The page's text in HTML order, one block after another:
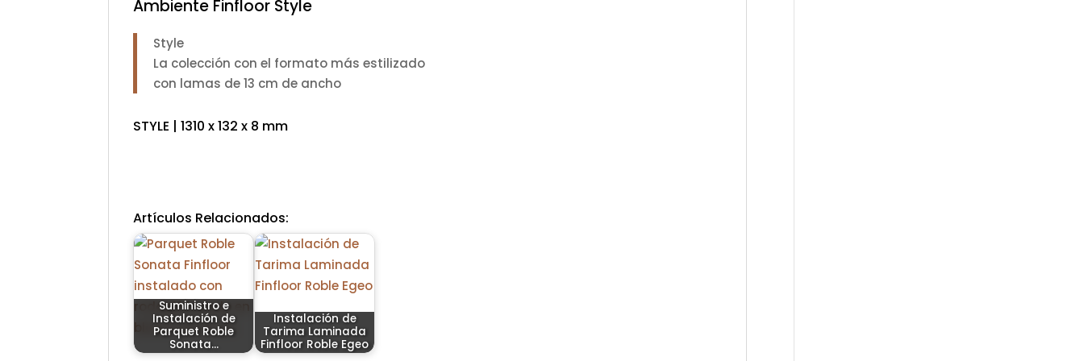
Ambiente Finfloor Style
Style
La colección con el formato más estilizado
con lamas de 13 cm de ancho
STYLE | 1310 x 132 x 8 mm
Artículos Relacionados:
Suministro e
Instalación de
Parquet Roble
Sonata…
Instalación de
Tarima Laminada
Finfloor Roble Egeo